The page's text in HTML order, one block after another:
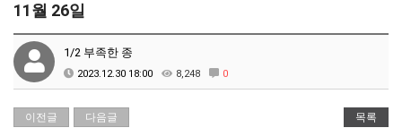
11월 26일
1/2 부족한 종
2023.12.30 18:00 8,248 0
이전글 다음글 목록